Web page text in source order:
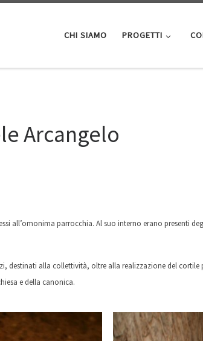
CHI SIAMO PROGETTI
Arcangelo
all’omonima parrocchia. Al suo interno erano presenti
destinati alla collettività, oltre alla realizzazione del
e della canonica.